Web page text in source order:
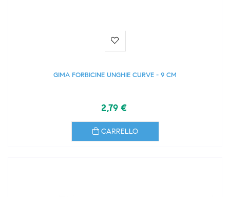
GIMA FORBICINE UNGHIE CURVE - 9 CM
2,79 €
CARRELLO